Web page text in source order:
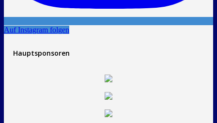
Auf Instagram folgen
Hauptsponsoren